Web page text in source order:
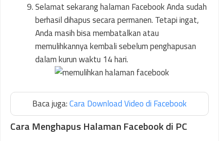
Selamat sekarang halaman Facebook Anda sudah
berhasil dihapus secara permanen. Tetapi ingat,
Anda masih bisa membatalkan atau
memulihkannya kembali sebelum penghapusan
dalam kurun waktu 14 hari.
Baca juga:Cara Download Video di Facebook
Cara Menghapus Halaman Facebook di PC